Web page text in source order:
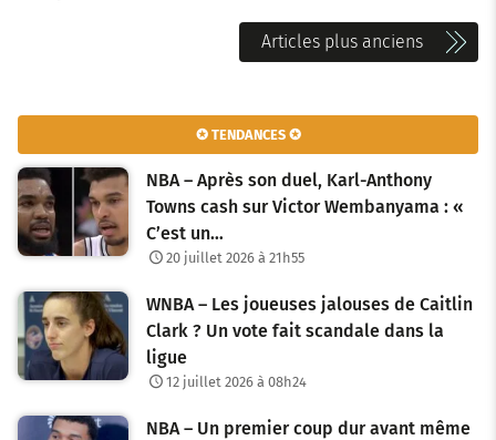
v
i
g
a
i
o
Articles plus anciens
✪ TENDANCES ✪
NBA – Après son duel, Karl-Anthony
Towns cash sur Victor Wembanyama : «
C’est un…
20 juillet 2026 à 21h55
WNBA – Les joueuses jalouses de Caitlin
Clark ? Un vote fait scandale dans la
ligue
12 juillet 2026 à 08h24
NBA – Un premier coup dur avant même